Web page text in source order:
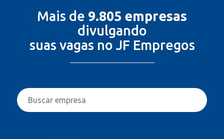
Mais de 9.805 empresas
divulgando
suas vagas no JF Empregos